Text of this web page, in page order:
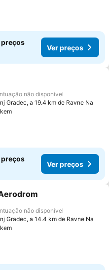
preços
Ver preços
aos favoritos
não disponível
Gradec, a 19.4 km de Ravne Na
preços
Ver preços
aos favoritos
não disponível
Gradec, a 14.4 km de Ravne Na